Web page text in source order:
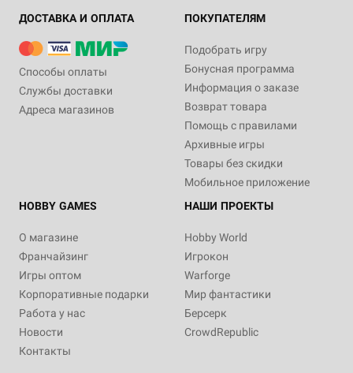
ДОСТАВКА И ОПЛАТА
Способы оплаты
Службы доставки
Адреса магазинов
ПОКУПАТЕЛЯМ
Подобрать игру
Бонусная программа
Информация о заказе
Возврат товара
Помощь с правилами
Архивные игры
Товары без скидки
Мобильное приложение
HOBBY GAMES
О магазине
Франчайзинг
Игры оптом
Корпоративные подарки
Работа у нас
Новости
Контакты
НАШИ ПРОЕКТЫ
Hobby World
Игрокон
Warforge
Мир фантастики
Берсерк
CrowdRepublic